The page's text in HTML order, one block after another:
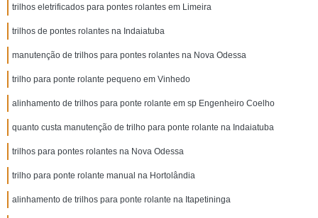
trilhos eletrificados para pontes rolantes em Limeira
trilhos de pontes rolantes na Indaiatuba
manutenção de trilhos para pontes rolantes na Nova Odessa
trilho para ponte rolante pequeno em Vinhedo
alinhamento de trilhos para ponte rolante em sp Engenheiro Coelho
quanto custa manutenção de trilho para ponte rolante na Indaiatuba
trilhos para pontes rolantes na Nova Odessa
trilho para ponte rolante manual na Hortolândia
alinhamento de trilhos para ponte rolante na Itapetininga